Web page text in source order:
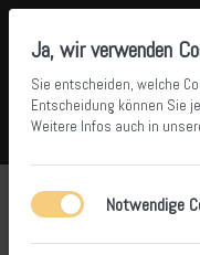
Menü Anmelden
Ja, wir verwenden
Sie entscheiden, welche
Entscheidung können Sie
Weitere Infos auch in
Notwendige